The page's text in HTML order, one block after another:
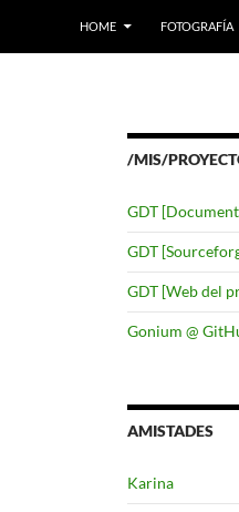
HOME
FOTOGRAFÍA
/MIS/
GDT
GDT
GDT [Web del
Gonium @
AMISTADES
Karina